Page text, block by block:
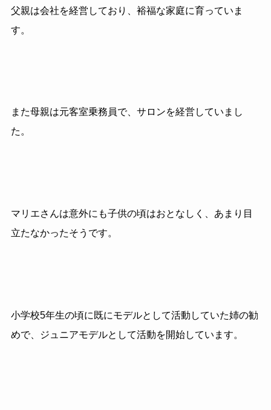
父親は会社を経営しており、裕福な家庭に育っていま
す。
また母親は元客室乗務員で、サロンを経営していまし
た。
マリエさんは意外にも子供の頃はおとなしく、あまり目
立たなかったそうです。
小学校5年生の頃に既にモデルとして活動していた姉の勧
めで、ジュニアモデルとして活動を開始しています。